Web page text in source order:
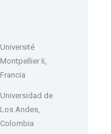
Université
Montpellier Ii,
Francia
Universidad de
Los Andes,
Colombia